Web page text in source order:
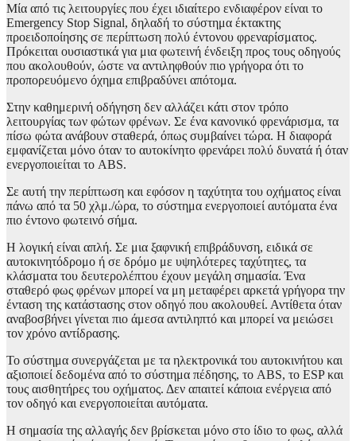
Μία από τις λειτουργίες που έχει ιδιαίτερο ενδιαφέρον είναι το
Emergency Stop Signal, δηλαδή το σύστημα έκτακτης
προειδοποίησης σε περίπτωση πολύ έντονου φρεναρίσματος.
Πρόκειται ουσιαστικά για μια φωτεινή ένδειξη προς τους οδηγούς
που ακολουθούν, ώστε να αντιληφθούν πιο γρήγορα ότι το
προπορευόμενο όχημα επιβραδύνει απότομα.
Στην καθημερινή οδήγηση δεν αλλάζει κάτι στον τρόπο
λειτουργίας των φώτων φρένων. Σε ένα κανονικό φρενάρισμα, τα
πίσω φώτα ανάβουν σταθερά, όπως συμβαίνει τώρα. Η διαφορά
εμφανίζεται μόνο όταν το αυτοκίνητο φρενάρει πολύ δυνατά ή όταν
ενεργοποιείται το ABS.
Σε αυτή την περίπτωση και εφόσον η ταχύτητα του οχήματος είναι
πάνω από τα 50 χλμ./ώρα, το σύστημα ενεργοποιεί αυτόματα ένα
πιο έντονο φωτεινό σήμα.
Η λογική είναι απλή. Σε μια ξαφνική επιβράδυνση, ειδικά σε
αυτοκινητόδρομο ή σε δρόμο με υψηλότερες ταχύτητες, τα
κλάσματα του δευτερολέπτου έχουν μεγάλη σημασία. Ένα
σταθερό φως φρένων μπορεί να μη μεταφέρει αρκετά γρήγορα την
ένταση της κατάστασης στον οδηγό που ακολουθεί. Αντίθετα όταν
αναβοσβήνει γίνεται πιο άμεσα αντιληπτό και μπορεί να μειώσει
τον χρόνο αντίδρασης.
Το σύστημα συνεργάζεται με τα ηλεκτρονικά του αυτοκινήτου και
αξιοποιεί δεδομένα από το σύστημα πέδησης, το ABS, το ESP και
τους αισθητήρες του οχήματος. Δεν απαιτεί κάποια ενέργεια από
τον οδηγό και ενεργοποιείται αυτόματα.
Η σημασία της αλλαγής δεν βρίσκεται μόνο στο ίδιο το φως, αλλά